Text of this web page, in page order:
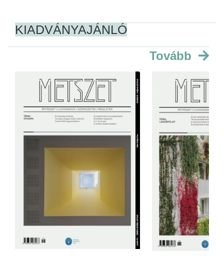
KIADVÁNYAJÁNLÓ
Tovább